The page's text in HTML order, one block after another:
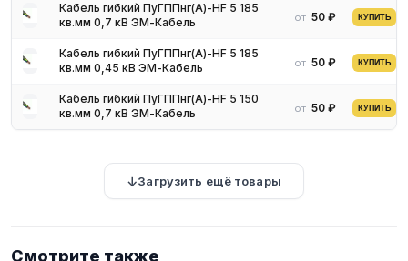
Кабель гибкий ПуГППнг(А)-HF 5 185
кв.мм 0,7 кВ ЭМ-Кабель
от 50 ₽ КУПИТЬ
Кабель гибкий ПуГППнг(А)-HF 5 185
кв.мм 0,45 кВ ЭМ-Кабель
от 50 ₽ КУПИТЬ
Кабель гибкий ПуГППнг(А)-HF 5 150
кв.мм 0,7 кВ ЭМ-Кабель
от 50 ₽ КУПИТЬ
Загрузить ещё товары
Смотрите также